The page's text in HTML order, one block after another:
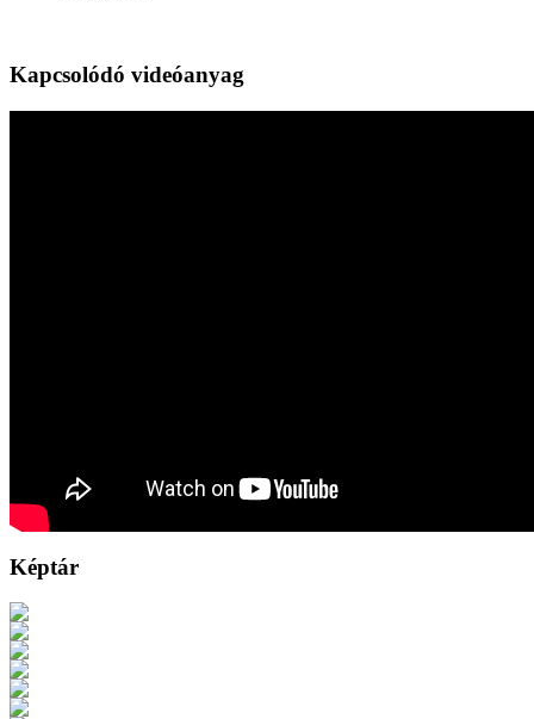
Kapcsolódó videóanyag
Képtár